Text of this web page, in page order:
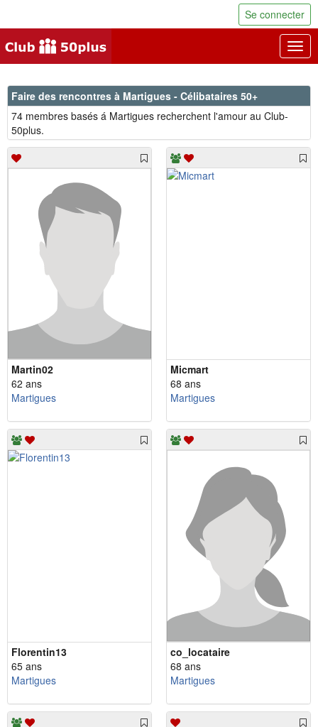
Se connecter
Faire des rencontres à Martigues - Célibataires 50+
74 membres basés á Martigues recherchent l'amour au Club-
50plus.
Martin02
62 ans
Martigues
Micmart
68 ans
Martigues
Florentin13
65 ans
Martigues
co_locataire
68 ans
Martigues